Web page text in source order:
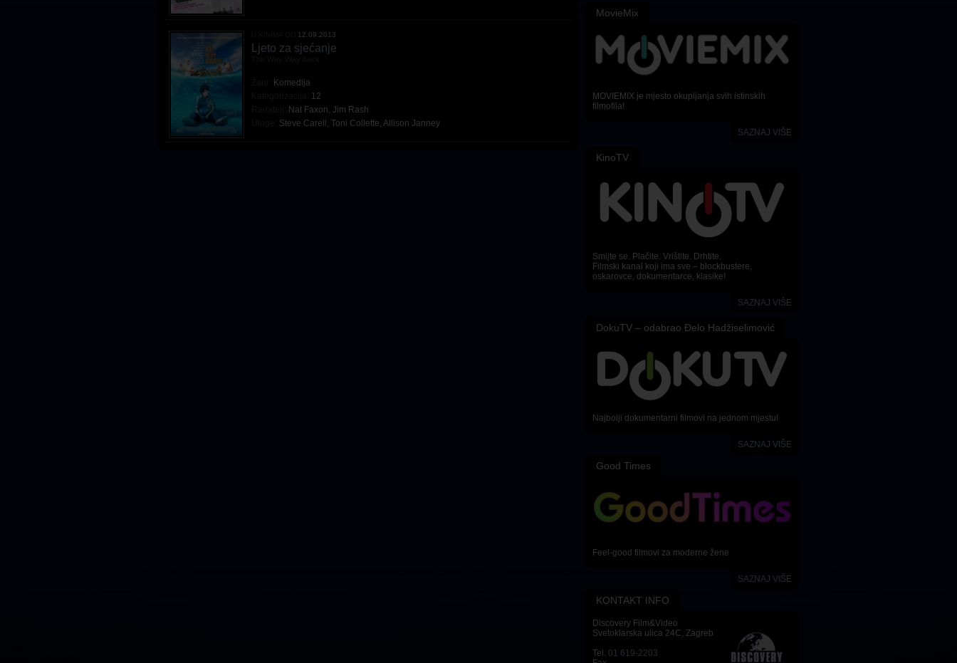
12.09.2013
Ljeto za sjećanje
Komedija
12
Nat Faxon Jim Rash
Steve Carell Toni Collette Allison Janney
MovieMix
MOVIEMIX je mjesto okupljanja svih istinskih
filmofila!
SAZNAJ VIŠE
KinoTV
Smijte se. Plačite. Vrištite. Drhtite.
Filmski kanal koji ima sve – blockbustere,
oskarovce, dokumentarce, klasike!
SAZNAJ VIŠE
DokuTV – odabrao Đelo Hadžiselimović
Najbolji dokumentarni filmovi na jednom mjestu!
SAZNAJ VIŠE
Good Times
Feel-good filmovi za moderne žene
SAZNAJ VIŠE
KONTAKT INFO
Discovery Film&Video
Svetoklarska ulica 24C, Zagreb
Tel. 01 619-2203